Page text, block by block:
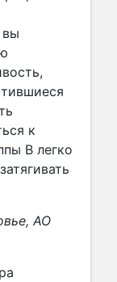
вы
к
В легко
АО